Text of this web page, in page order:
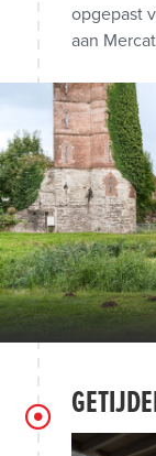
opgepast
aan